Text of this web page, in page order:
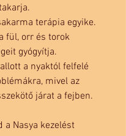
terápia egyike.
fül, orr és torok
gyógyítja.
a nyaktól felfelé
mivel az
járat a fejben.
a Nasya kezelést